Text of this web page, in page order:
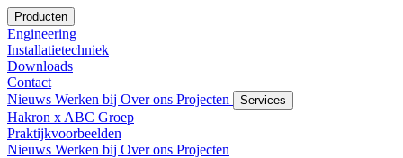
Producten
Engineering
Installatietechniek
Downloads
Contact
Nieuws Werken bij Over ons Projecten Services
Hakron x ABC Groep
Praktijkvoorbeelden
Nieuws Werken bij Over ons Projecten